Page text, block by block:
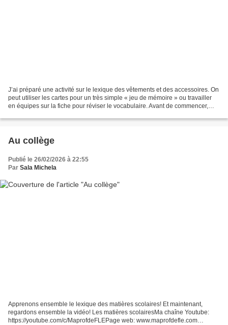
J’ai préparé une activité sur le lexique des vêtements et des accessoires. On
peut utiliser les cartes pour un très simple « jeu de mémoire » ou travailler
en équipes sur la fiche pour réviser le vocabulaire. Avant de commencer,
Au collège
Publié le 26/02/2026 à 22:55
Par Sala Michela
Apprenons ensemble le lexique des matières scolaires! Et maintenant,
regardons ensemble la vidéo! Les matières scolairesMa chaîne Youtube:
https://youtube.com/c/MaprofdeFLEPage web: www.maprofdefle.com